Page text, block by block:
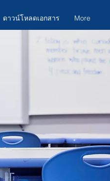
ดาวน์โหลดเอกสาร More